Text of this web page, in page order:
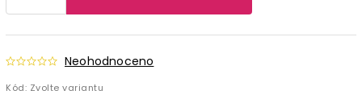
Neohodnoceno
Kód: Zvolte variantu